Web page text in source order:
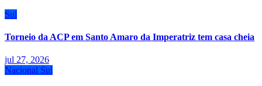
Sul
Torneio da ACP em Santo Amaro da Imperatriz tem casa cheia
jul 27, 2026
Nacional Sul